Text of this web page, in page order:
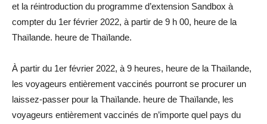
et la réintroduction du programme d’extension Sandbox à
compter du 1er février 2022, à partir de 9 h 00, heure de la
Thaïlande. heure de Thaïlande.
À partir du 1er février 2022, à 9 heures, heure de la Thaïlande,
les voyageurs entièrement vaccinés pourront se procurer un
laissez-passer pour la Thaïlande. heure de Thaïlande, les
voyageurs entièrement vaccinés de n’importe quel pays du